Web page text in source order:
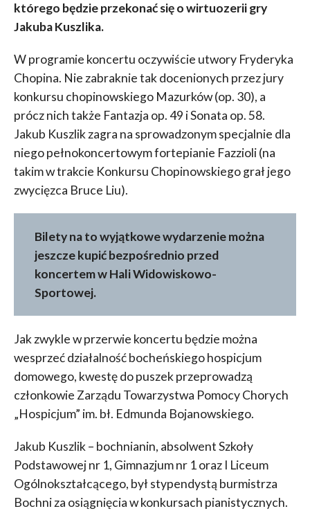
którego będzie przekonać się o wirtuozerii gry
Jakuba Kuszlika.
W programie koncertu oczywiście utwory Fryderyka
Chopina. Nie zabraknie tak docenionych przez jury
konkursu chopinowskiego Mazurków (op. 30), a
prócz nich także Fantazja op. 49 i Sonata op. 58.
Jakub Kuszlik zagra na sprowadzonym specjalnie dla
niego pełnokoncertowym fortepianie Fazzioli (na
takim w trakcie Konkursu Chopinowskiego grał jego
zwycięzca Bruce Liu).
Bilety na to wyjątkowe wydarzenie można
jeszcze kupić bezpośrednio przed
koncertem w Hali Widowiskowo-
Sportowej.
Jak zwykle w przerwie koncertu będzie można
wesprzeć działalność bocheńskiego hospicjum
domowego, kwestę do puszek przeprowadzą
członkowie Zarządu Towarzystwa Pomocy Chorych
„Hospicjum” im. bł. Edmunda Bojanowskiego.
Jakub Kuszlik – bochnianin, absolwent Szkoły
Podstawowej nr 1, Gimnazjum nr 1 oraz I Liceum
Ogólnokształcącego, był stypendystą burmistrza
Bochni za osiągnięcia w konkursach pianistycznych.